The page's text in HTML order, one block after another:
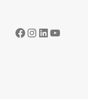
Facebook
Instagram
LinkedIn
YouTube